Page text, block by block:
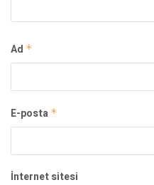
Ad *
E-posta *
İnternet sitesi